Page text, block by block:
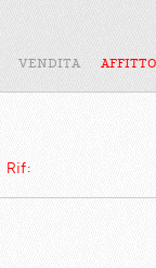
VENDITA AFFITTO
Rif: